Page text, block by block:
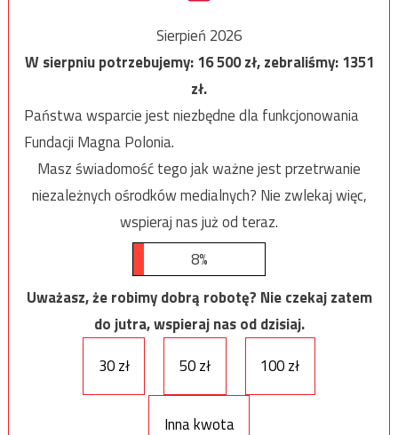
Sierpień 2026
W sierpniu potrzebujemy:16 500zł, zebraliśmy:1351
zł.
Państwa wsparcie jest niezbędne dla funkcjonowania
Fundacji Magna Polonia.
Masz świadomość tego jak ważne jest przetrwanie
niezależnych ośrodków medialnych? Nie zwlekaj więc,
wspieraj nas już od teraz.
8%
Uważasz, że robimy dobrą robotę? Nie czekaj zatem
do jutra, wspieraj nas od dzisiaj.
30 zł
50 zł 100 zł
Inna kwota